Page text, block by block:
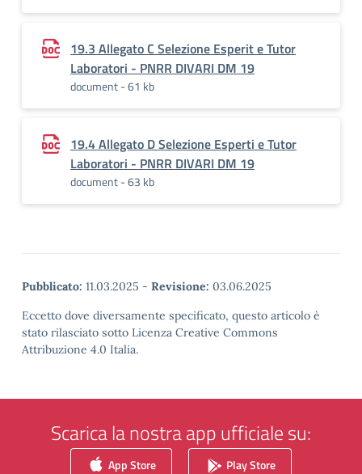
19.3 Allegato C Selezione Esperit e Tutor
Laboratori - PNRR DIVARI DM 19
document - 61 kb
19.4 Allegato D Selezione Esperti e Tutor
Laboratori - PNRR DIVARI DM 19
document - 63 kb
Pubblicato: 11.03.2025 - Revisione: 03.06.2025
Eccetto dove diversamente specificato, questo articolo è
stato rilasciato sotto Licenza Creative Commons
Attribuzione 4.0 Italia.
Scarica la nostra app ufficiale su:
App Store Play Store